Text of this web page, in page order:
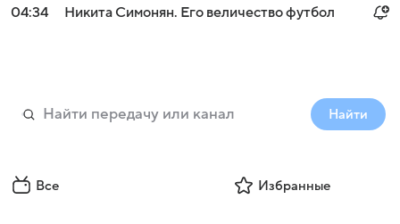
04:34
Никита Симонян. Его величество футбол
Найти
Все Избранные